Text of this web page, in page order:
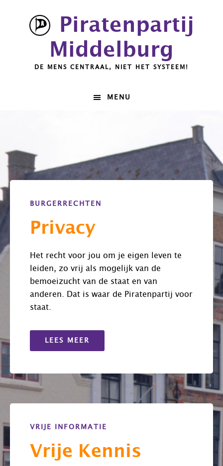
hoofdnavigatie
Piratenpartij
Middelburg
DE MENS CENTRAAL, NIET HET SYSTEEM!
MENU
BURGERRECHTEN
Privacy
Het recht voor jou om je eigen leven te
leiden, zo vrij als mogelijk van de
bemoeizucht van de staat en van
anderen. Dat is waar de Piratenpartij voor
staat.
LEES MEER
VRIJE INFORMATIE
Vrije Kennis